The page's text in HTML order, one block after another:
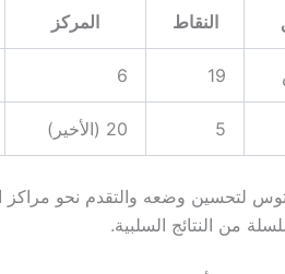
النقاط المركز
19
6
5 20 (الأخير)
لتحسين وضعه والتقدم نحو مراكز
من النتائج السلبية.